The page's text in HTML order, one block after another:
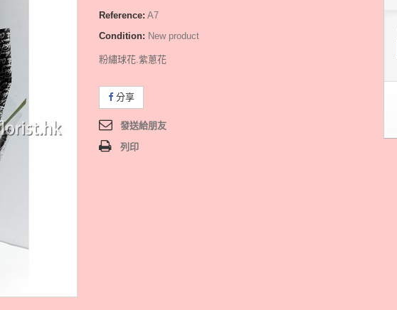
Reference: A7
Condition: New product
粉繡球花.紫蔥花
分享
發送給朋友
列印